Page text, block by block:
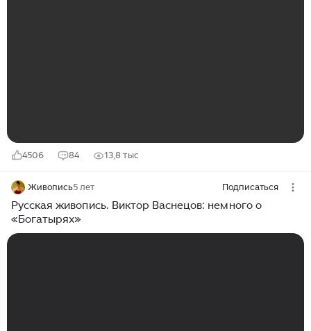
4506 84 13,8 тыс
Живопись5 лет Подписаться
Русская живопись. Виктор Васнецов: немного о
«Богатырях»